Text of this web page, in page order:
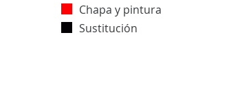
Chapa y pintura
Sustitución